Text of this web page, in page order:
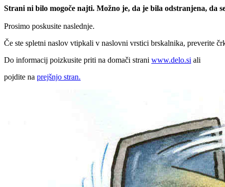
Strani ni bilo mogoče najti. Možno je, da je bila odstranjena, da
Prosimo poskusite naslednje.
Če ste spletni naslov vtipkali v naslovni vrstici brskalnika, preverite
Do informacij poizkusite priti na domači strani www.delo.si ali
pojdite na prejšnjo stran.